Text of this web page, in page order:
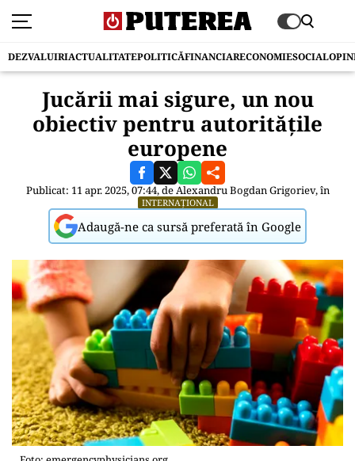
DEZVALUIRIACTUALITATEPOLITICĂFINANCIARECONOMIESOCIAL
Jucării mai sigure, un nou
obiectiv pentru autoritățile
europene
Publicat: 11 apr. 2025, 07:44, deAlexandru Bogdan Grigoriev, în
INTERNAȚIONAL
Adaugă-ne ca sursă preferată în Google